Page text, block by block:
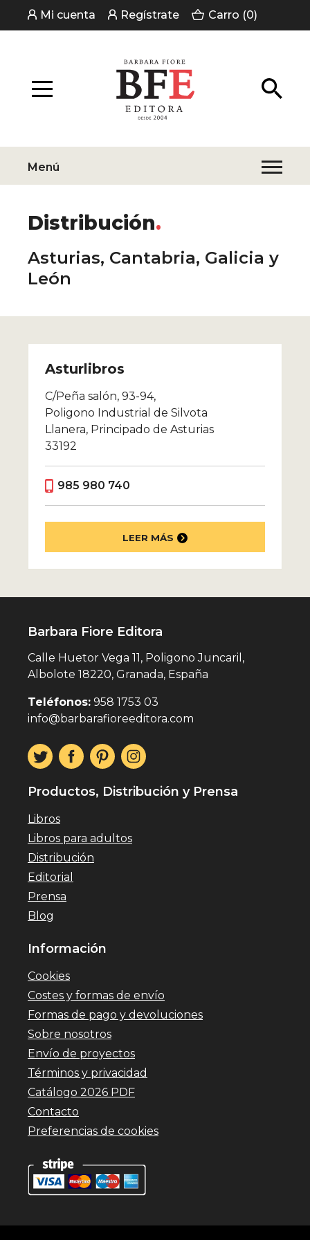
Mi cuenta Regístrate Carro (0)
Menú
Distribución
Asturias, Cantabria, Galicia y
León
Asturlibros
C/Peña salón, 93-94,
Poligono Industrial de Silvota
Llanera, Principado de Asturias
33192
985 980 740
LEER MÁS
Barbara Fiore Editora
Calle Huetor Vega 11, Poligono Juncaril,
Albolote 18220, Granada, España
Teléfonos: 958 1753 03
info@barbarafioreeditora.com
Productos, Distribución y Prensa
Libros
Libros para adultos
Distribución
Editorial
Prensa
Blog
Información
Cookies
Costes y formas de envío
Formas de pago y devoluciones
Sobre nosotros
Envío de proyectos
Términos y privacidad
Catálogo 2026 PDF
Contacto
Preferencias de cookies